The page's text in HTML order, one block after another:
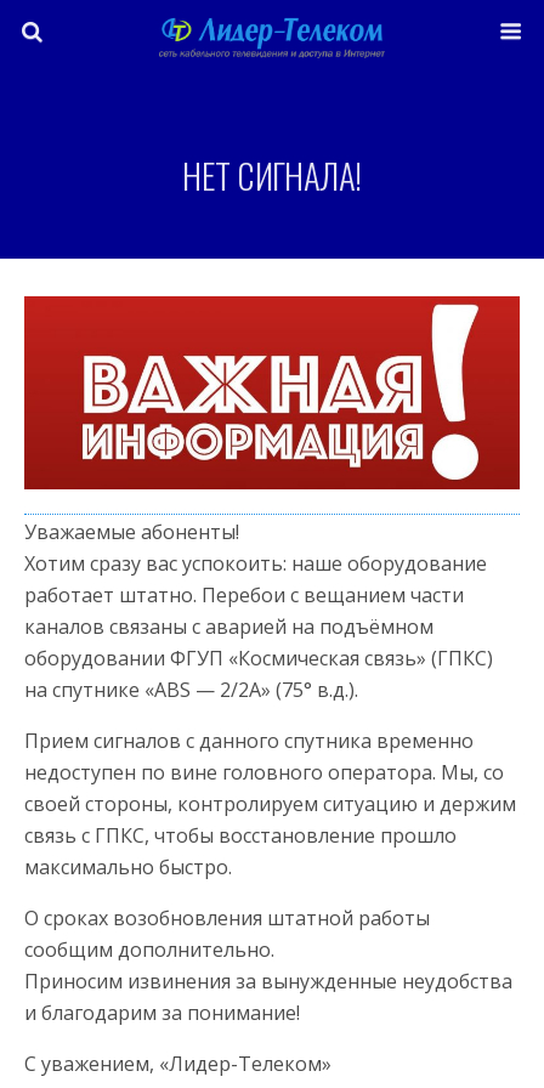
НЕТ СИГНАЛА!
Уважаемые абоненты!
Хотим сразу вас успокоить: наше оборудование
работает штатно. Перебои с вещанием части
каналов связаны с аварией на подъёмном
оборудовании ФГУП «Космическая связь» (ГПКС)
на спутнике «ABS — 2/2A» (75° в.д.).
Прием сигналов с данного спутника временно
недоступен по вине головного оператора. Мы, со
своей стороны, контролируем ситуацию и держим
связь с ГПКС, чтобы восстановление прошло
максимально быстро.
О сроках возобновления штатной работы
сообщим дополнительно.
Приносим извинения за вынужденные неудобства
и благодарим за понимание!
С уважением, «Лидер-Телеком»